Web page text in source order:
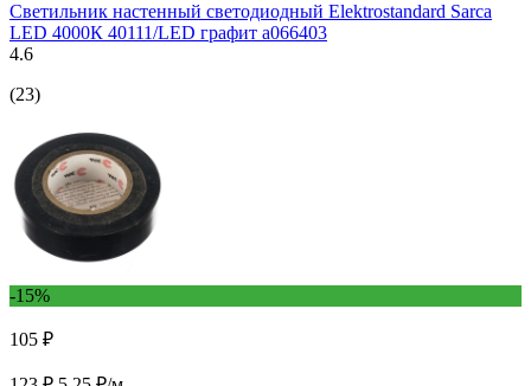
Светильник настенный светодиодный Elektrostandard Sarca
LED 4000К 40111/LED графит a066403
4.6
(23)
-15%
105 ₽